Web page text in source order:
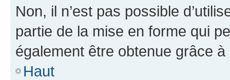
Non, il n’est pas possible
partie de la mise en forme qui
également être obtenue grâce à
Haut